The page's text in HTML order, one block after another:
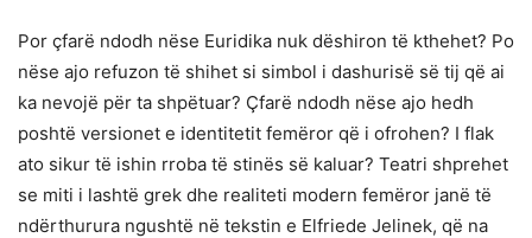
Por çfarë ndodh nëse Euridika nuk dëshiron të kthehet? Po
nëse ajo refuzon të shihet si simbol i dashurisë së tij që ai
ka nevojë për ta shpëtuar? Çfarë ndodh nëse ajo hedh
poshtë versionet e identitetit femëror që i ofrohen? I flak
ato sikur të ishin rroba të stinës së kaluar? Teatri shprehet
se miti i lashtë grek dhe realiteti modern femëror janë të
ndërthurura ngushtë në tekstin e Elfriede Jelinek, që na